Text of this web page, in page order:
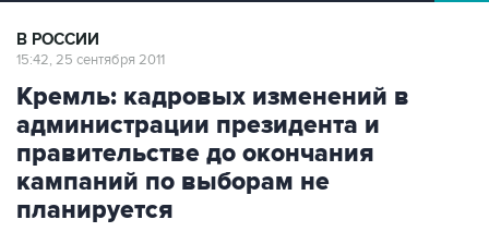
В РОССИИ
15:42, 25 сентября 2011
Кремль: кадровых изменений в
администрации президента и
правительстве до окончания
кампаний по выборам не
планируется